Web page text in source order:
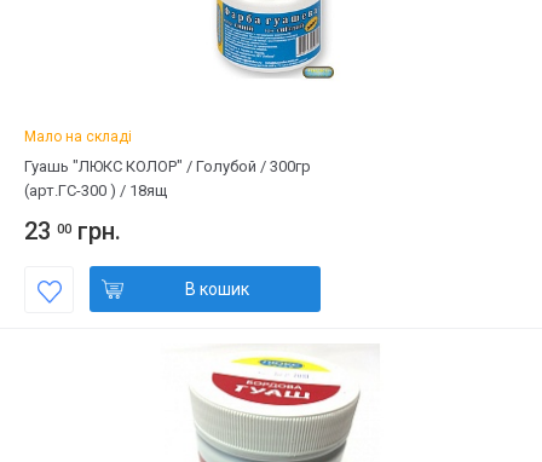
Мало на складі
Гуашь "ЛЮКС КОЛОР" / Голубой / 300гр
(арт.ГС-300 ) / 18ящ
23 00 грн.
В кошик